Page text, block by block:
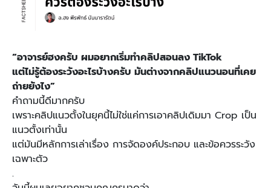
“อาจารย์ฮงครับ ผมอยากเริ่มทำคลิปสอนลง TikTok
แต่ไม่รู้ต้องระวังอะไรบ้างครับ มันต่างจากคลิปแนวนอนที่เคย
ถ่ายยังไง”
คำถามนี้ดีมากครับ
เพราะคลิปแนวตั้งในยุคนี้ไม่ใช่แค่การเอาคลิปเดิมมา Crop เป็น
แนวตั้งเท่านั้น
แต่มันมีหลักการเล่าเรื่อง การจัดองค์ประกอบ และข้อควรระวัง
เฉพาะตัว
.